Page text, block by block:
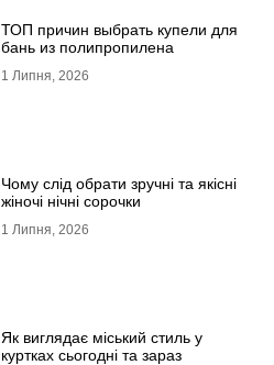
ТОП причин выбрать купели для
бань из полипропилена
1 Липня, 2026
Чому слід обрати зручні та якісні
жіночі нічні сорочки
1 Липня, 2026
Як виглядає міський стиль у
куртках сьогодні та зараз